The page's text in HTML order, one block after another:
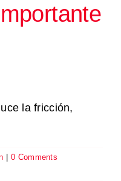
la fricción,
0 Comments